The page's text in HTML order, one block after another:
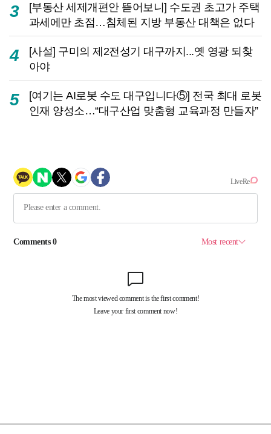
3
[부동산 세제개편안 뜯어보니] 수도권 초고가 주택
과세에만 초점…침체된 지방 부동산 대책은 없다
4
[사설] 구미의 제2전성기 대구까지...옛 영광 되찾
아야
5
[여기는 AI로봇 수도 대구입니다⑤] 전국 최대 로봇
인재 양성소…“대구산업 맞춤형 교육과정 만들자”